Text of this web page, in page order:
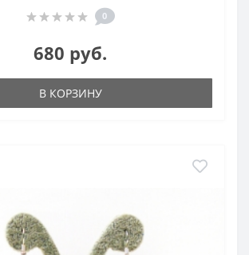
0
680 руб.
В КОРЗИНУ